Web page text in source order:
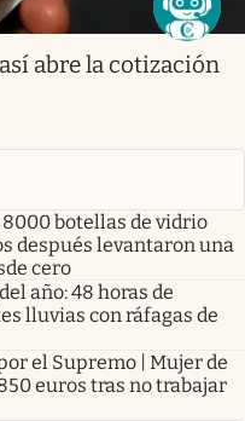
abre la cotización
botellas de vidrio
después levantaron una
cero
año: 48 horas de
lluvias con ráfagas de
el Supremo | Mujer de
euros tras no trabajar